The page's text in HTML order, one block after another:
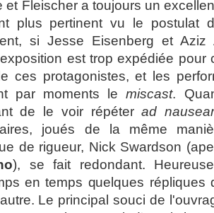
et Fleischer a toujours un
plus pertinent vu le postulat
si Jesse Eisenberg et
est trop expédiée pour
ces protagonistes, et les
par moments lemiscast.
de le voir répéterad
joués de la même
de rigueur, Nick Swardson
), se fait redondant.
en temps quelques répliques
Le principal souci de